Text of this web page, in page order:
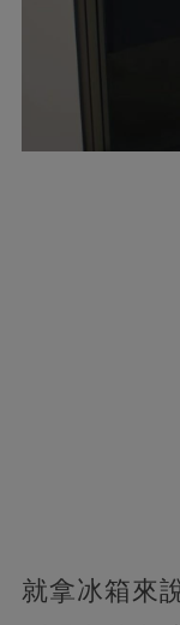
就拿冰箱來